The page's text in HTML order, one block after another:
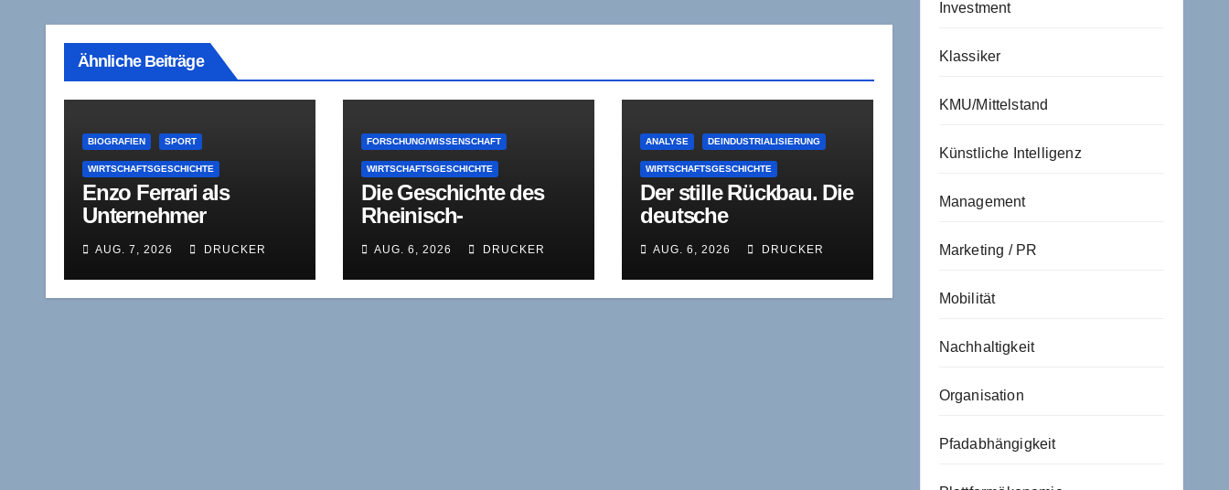
Ähnliche Beiträge
BIOGRAFIEN SPORT
WIRTSCHAFTSGESCHICHTE
Enzo Ferrari als
Unternehmer
Rennstrecke,
Kapitalnot und
AUG. 7, 2026 DRUCKER
FORSCHUNG/WISSENSCHAFT
WIRTSCHAFTSGESCHICHTE
Die Geschichte des
Rheinisch-
Wirtschaftsinstituts
(RWI)
AUG. 6, 2026 DRUCKER
ANALYSE DEINDUSTRIALISIERUNG
WIRTSCHAFTSGESCHICHTE
Der stille Rückbau. Die
deutsche
Lehrstück
industrieökonomische
AUG. 6, 2026 DRUCKER
Investment
Klassiker
KMU/Mittelstand
Künstliche Intelligenz
Management
Marketing / PR
Mobilität
Nachhaltigkeit
Organisation
Pfadabhängigkeit